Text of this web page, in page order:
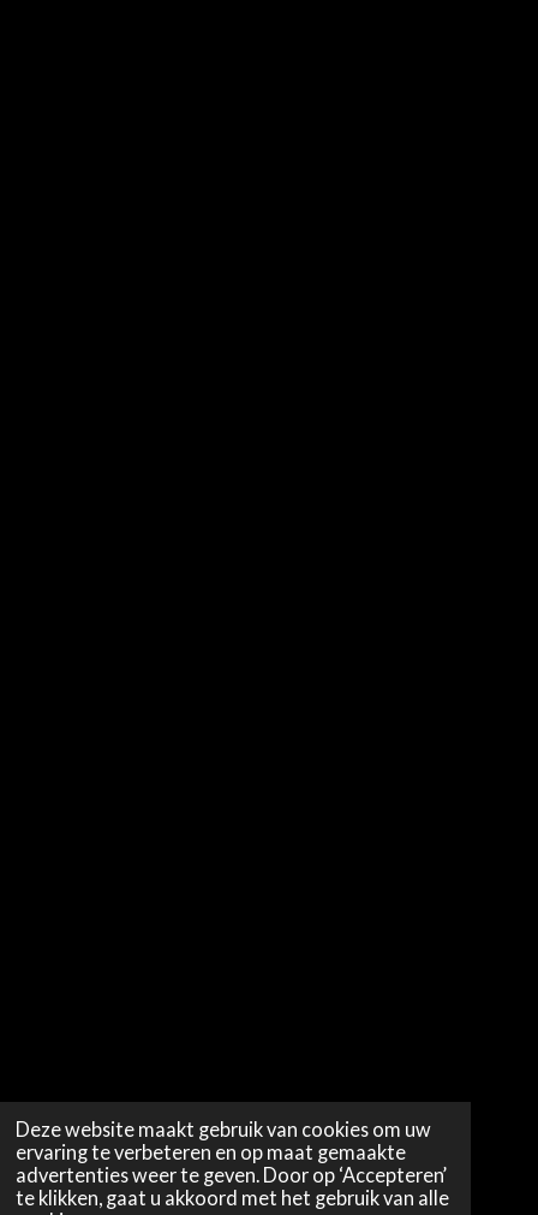
Deze website maakt gebruik van cookies om uw
ervaring te verbeteren en op maat gemaakte
advertenties weer te geven. Door op ‘Accepteren’
te klikken, gaat u akkoord met het gebruik van alle